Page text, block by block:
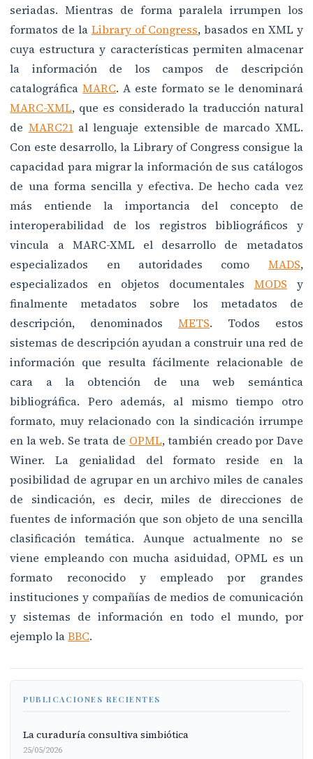
seriadas. Mientras de forma paralela irrumpen los
formatos de la Library of Congress, basados en XML y
cuya estructura y características permiten almacenar
la información de los campos de descripción
catalográficaMARC. A este formato se le denominará
MARC-XML, que es considerado la traducción natural
de MARC21al lenguaje extensible de marcado XML.
Con este desarrollo, la Library of Congress consigue la
capacidad para migrar la información de sus catálogos
de una forma sencilla y efectiva. De hecho cada vez
más entiende la importancia del concepto de
interoperabilidad de los registros bibliográficos y
vincula a MARC-XML el desarrollo de metadatos
especializados en autoridades como MADS,
especializados en objetos documentales MODS y
finalmente metadatos sobre los metadatos de
descripción, denominados METS. Todos estos
sistemas de descripción ayudan a construir una red de
información que resulta fácilmente relacionable de
cara a la obtención de una web semántica
bibliográfica. Pero además, al mismo tiempo otro
formato, muy relacionado con la sindicación irrumpe
en la web. Se trata de OPML, también creado por Dave
Winer. La genialidad del formato reside en la
posibilidad de agrupar en un archivo miles de canales
de sindicación, es decir, miles de direcciones de
fuentes de información que son objeto de una sencilla
clasificación temática. Aunque actualmente no se
viene empleando con mucha asiduidad, OPML es un
formato reconocido y empleado por grandes
instituciones y compañías de medios de comunicación
y sistemas de información en todo el mundo, por
ejemplo laBBC.
PUBLICACIONES RECIENTES
La curaduría consultiva simbiótica
25/05/2026